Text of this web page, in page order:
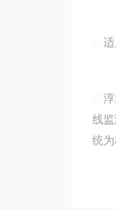
适
淳
线
统